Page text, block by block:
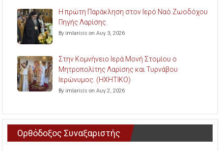
Η πρώτη Παράκληση στον Ιερό Ναό Ζωοδόχου
Πηγής Λαρίσης.
By imlarisis on Αυγ 3, 2026
Στην Κομνήνειο Ιερά Μονή Στομίου ο
Μητροπολίτης Λαρίσης και Τυρνάβου
Ιερώνυμος. (ΗΧΗΤΙΚΟ)
By imlarisis on Αυγ 2, 2026
Ορθόδοξος Συναξαριστής